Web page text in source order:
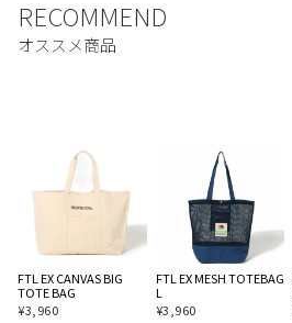
FTL EX CANVAS BIG
TOTE BAG
¥3,960
FTL EX MESH TOTEBAG
L
¥3,960